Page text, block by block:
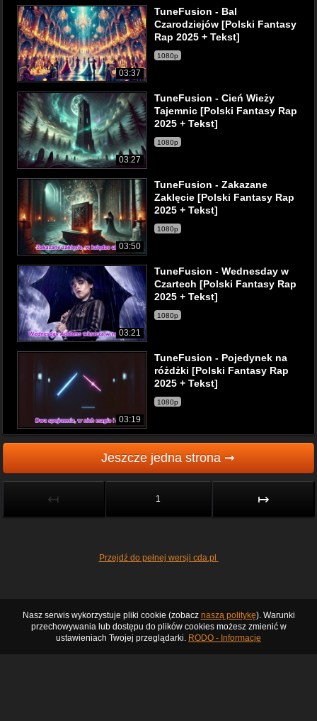
03:37
TuneFusion - Bal
Czarodziejów [Polski Fantasy
Rap 2025 + Tekst]
1080p
03:27
TuneFusion - Cień Wieży
Tajemnic [Polski Fantasy Rap
2025 + Tekst]
1080p
03:50
TuneFusion - Zakazane
Zaklęcie [Polski Fantasy Rap
2025 + Tekst]
1080p
03:21
TuneFusion - Wednesday w
Czartech [Polski Fantasy Rap
2025 + Tekst]
1080p
03:19
TuneFusion - Pojedynek na
różdżki [Polski Fantasy Rap
2025 + Tekst]
1080p
Jeszcze jedna strona ➞
↤ 1 ↦
Przejdź do pełnej wersji cda.pl
Nasz serwis wykorzystuje pliki cookie (zobacz naszą politykę). Warunki
przechowywania lub dostępu do plików cookies możesz zmienić w
ustawieniach Twojej przeglądarki. RODO - Informacje